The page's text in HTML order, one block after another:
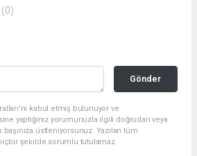
(0)
Gönder
kabul etmiş bulunuyor ve
yaptığınız yorumunuzla ilgili doğrudan veya
üstleniyorsunuz. Yazılan tüm
şekilde sorumlu tutulamaz.